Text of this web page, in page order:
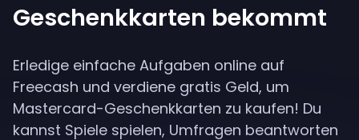
Geschenkkarten bekommt
Erledige einfache Aufgaben online auf
Freecash und verdiene gratis Geld, um
Mastercard-Geschenkkarten zu kaufen! Du
kannst Spiele spielen, Umfragen beantworten